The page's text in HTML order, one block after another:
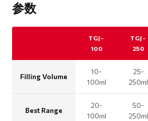
参数
TGJ-
100
TGJ-
250
Filling Volume
10-
100ml
25-
250ml
Best Range
20-
100ml
50-
250ml